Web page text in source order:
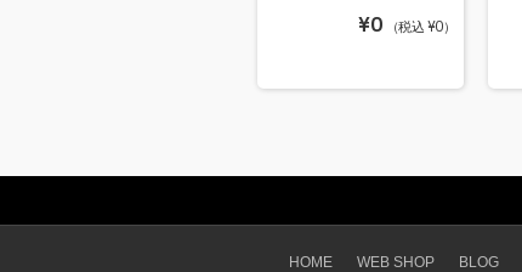
¥0 （税込 ¥0）
HOME WEB SHOP BLOG